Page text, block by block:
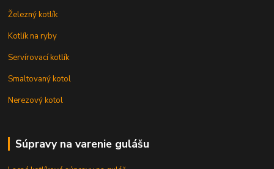
Železný kotlík
Kotlík na ryby
Servírovací kotlík
Smaltovaný kotol
Nerezový kotol
Súpravy na varenie gulášu